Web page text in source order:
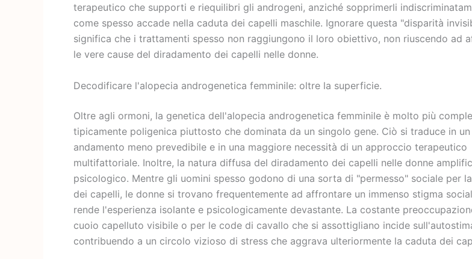
terapeutico che supporti e riequilibri gli androgeni, anziché sopprimerli
come spesso accade nella caduta dei capelli maschile. Ignorare questa "disparità
significa che i trattamenti spesso non raggiungono il loro obiettivo, non riuscendo ad
le vere cause del diradamento dei capelli nelle donne.
Decodificare l'alopecia androgenetica femminile: oltre la superficie.
Oltre agli ormoni, la genetica dell'alopecia androgenetica femminile è molto più
tipicamente poligenica piuttosto che dominata da un singolo gene. Ciò si traduce in un
andamento meno prevedibile e in una maggiore necessità di un approccio terapeutico
multifattoriale. Inoltre, la natura diffusa del diradamento dei capelli nelle donne
psicologico. Mentre gli uomini spesso godono di una sorta di "permesso" sociale per
dei capelli, le donne si trovano frequentemente ad affrontare un immenso stigma
rende l'esperienza isolante e psicologicamente devastante. La costante
cuoio capelluto visibile o per le code di cavallo che si assottigliano incide
contribuendo a un circolo vizioso di stress che aggrava ulteriormente la caduta dei